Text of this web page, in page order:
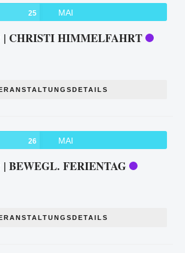
25 MAI
| CHRISTI HIMMELFAHRT
26 MAI
BEWEGL. FERIENTAG